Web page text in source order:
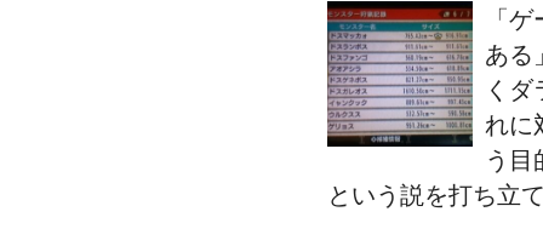
「
ある
く
れに
う
という説を打ち立